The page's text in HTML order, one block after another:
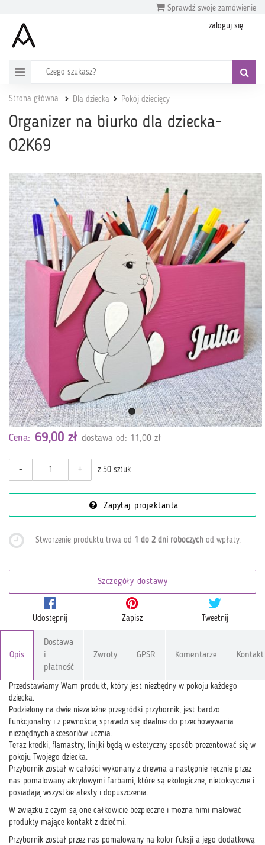
Sprawdź swoje zamówienie
zaloguj się
Strona główna Dla dziecka Pokój dziecięcy
Organizer na biurko dla dziecka-
O2K69
Cena: 69,00 zł dostawa od: 11,00 zł
- + z 50 sztuk
Zapytaj projektanta
Stworzenie produktu trwa od 1 do 2 dni roboczych od wpłaty.
Szczegóły dostawy
Udostępnij Zapisz Tweetnij
Opis
Dostawa
i
płatność
Zwroty GPSR Komentarze Kontakt
Przedstawiamy Wam produkt, który jest niezbędny w pokoju każdego
dziecka.
Podzielony na dwie niezależne przegródki przybornik, jest bardzo
funkcjonalny i z pewnością sprawdzi się idealnie do przechowywania
niezbędnych akcesoriów ucznia.
Teraz kredki, flamastry, linijki będą w estetyczny sposób prezentować się w
pokoju Twojego dziecka.
Przybornik został w całości wykonany z drewna a następnie ręcznie przez
nas pomalowany akrylowymi farbami, które są ekologiczne, nietoksyczne i
posiadają wszystkie atesty i dopuszczenia.
W związku z czym są one całkowicie bezpieczne i można nimi malować
produkty mające kontakt z dziećmi.
Przybornik został przez nas pomalowany na kolor fuksji a jego dodatkową